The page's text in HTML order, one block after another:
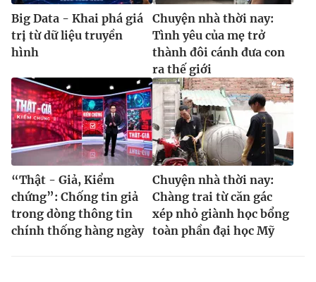
Big Data - Khai phá giá
trị từ dữ liệu truyền
hình
Chuyện nhà thời nay:
Tình yêu của mẹ trở
thành đôi cánh đưa con
ra thế giới
“Thật - Giả, Kiểm
chứng”: Chống tin giả
trong dòng thông tin
chính thống hàng ngày
Chuyện nhà thời nay:
Chàng trai từ căn gác
xép nhỏ giành học bổng
toàn phần đại học Mỹ